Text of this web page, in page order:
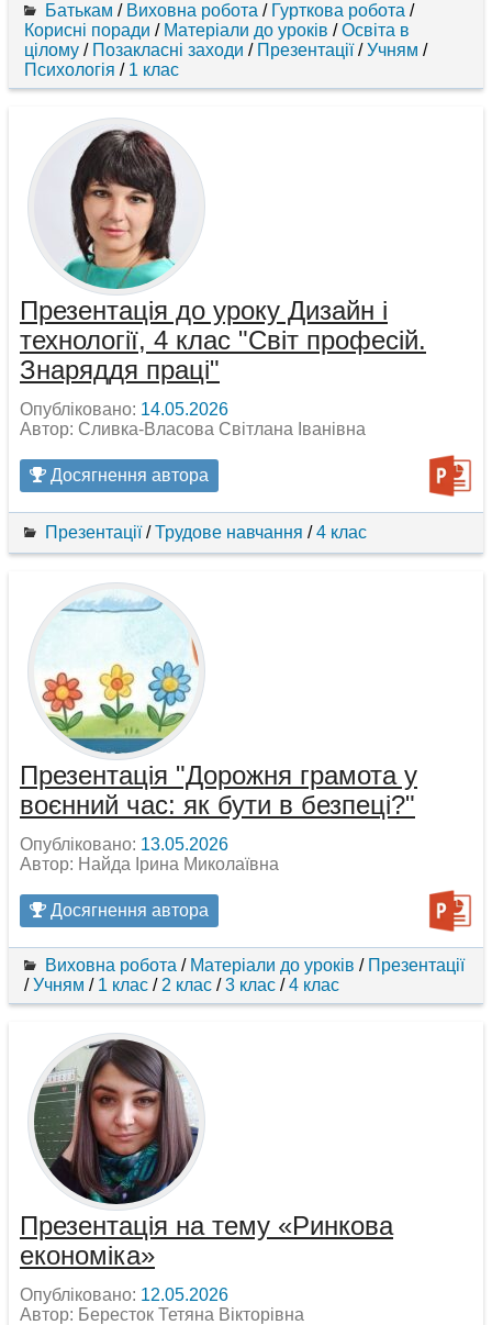
Батькам / Виховна робота / Гурткова робота /
Корисні поради / Матеріали до уроків /Освіта в
цілому / Позакласні заходи / Презентації/Учням /
Психологія / 1 клас
Презентація до уроку Дизайн і
технології, 4 клас "Світ професій.
Знаряддя праці"
Опубліковано: 14.05.2026
Автор: Сливка-Власова Світлана Іванівна
Досягнення автора
Презентації/Трудове навчання /4 клас
Презентація "Дорожня грамота у
воєнний час: як бути в безпеці?"
Опубліковано: 13.05.2026
Автор: Найда Ірина Миколаївна
Досягнення автора
Виховна робота / Матеріали до уроків / Презентації
/Учням / 1 клас / 2 клас /3 клас /4 клас
Презентація на тему «Ринкова
економіка»
Опубліковано: 12.05.2026
Автор: Бересток Тетяна Вікторівна